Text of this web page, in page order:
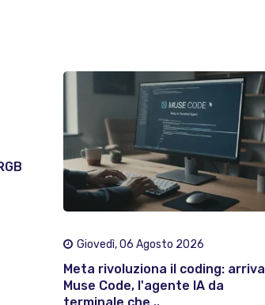
Giovedì, 06 Agosto 2026
Meta rivoluziona il coding: arriva
Muse Code, l'agente IA da